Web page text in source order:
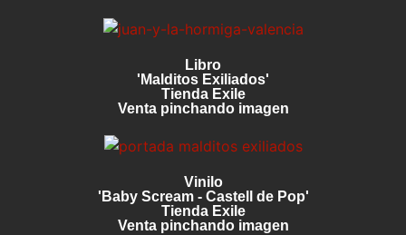
Libro
'Malditos Exiliados'
Tienda Exile
Venta pinchando imagen
Vinilo
'Baby Scream - Castell de Pop'
Tienda Exile
Venta pinchando imagen